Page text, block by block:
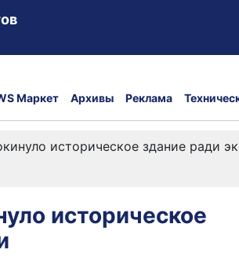
Маркет Архивы Реклама
историческое здание ради
историческое